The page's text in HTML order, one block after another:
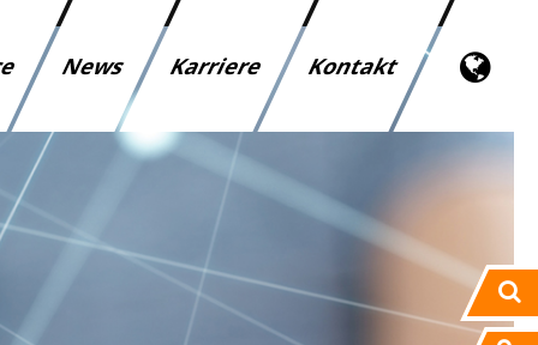
News Karriere Kontakt